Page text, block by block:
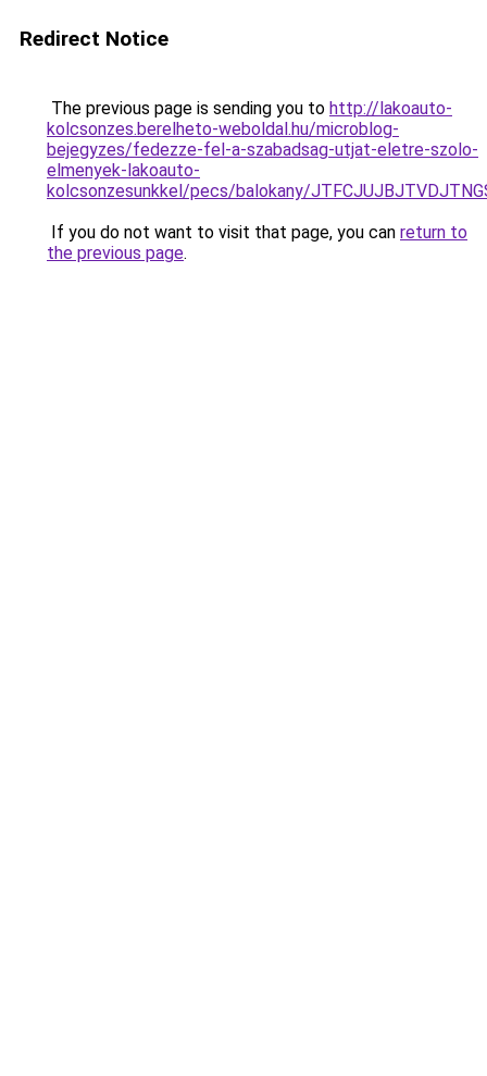
Redirect Notice
The previous page is sending you to http://lakoauto-
kolcsonzes.berelheto-weboldal.hu/microblog-
bejegyzes/fedezze-fel-a-szabadsag-utjat-eletre-szolo-
elmenyek-lakoauto-
kolcsonzesunkkel/pecs/balokany/
If you do not want to visit that page, you can return to
the previous page.